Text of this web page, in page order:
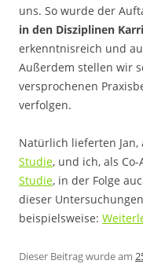
uns. So wurde der
in den Disziplinen
erkenntnisreich und
Außerdem stellen wir
versprochenen
verfolgen.
Natürlich lieferten
Studie, und ich, als
Studie, in der Folge
dieser
beispielsweise:
Dieser Beitrag wurde am